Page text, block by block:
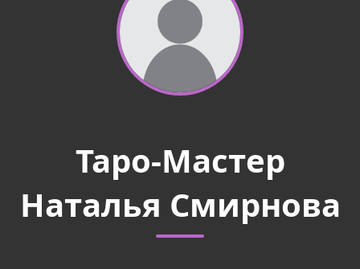
Таро-Мастер
Наталья Смирнова